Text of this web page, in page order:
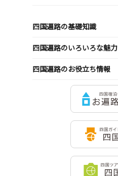
四国遍路の基礎知識
四国遍路のいろいろな魅力
四国遍路のお役立ち情報